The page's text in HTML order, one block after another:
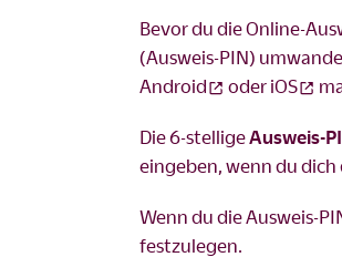
Bevor du die Online-
(Ausweis-PIN)
Android
oder iOS
Die 6-stellige Ausweis-
eingeben, wenn du
Wenn du die Ausweis-
festzulegen.